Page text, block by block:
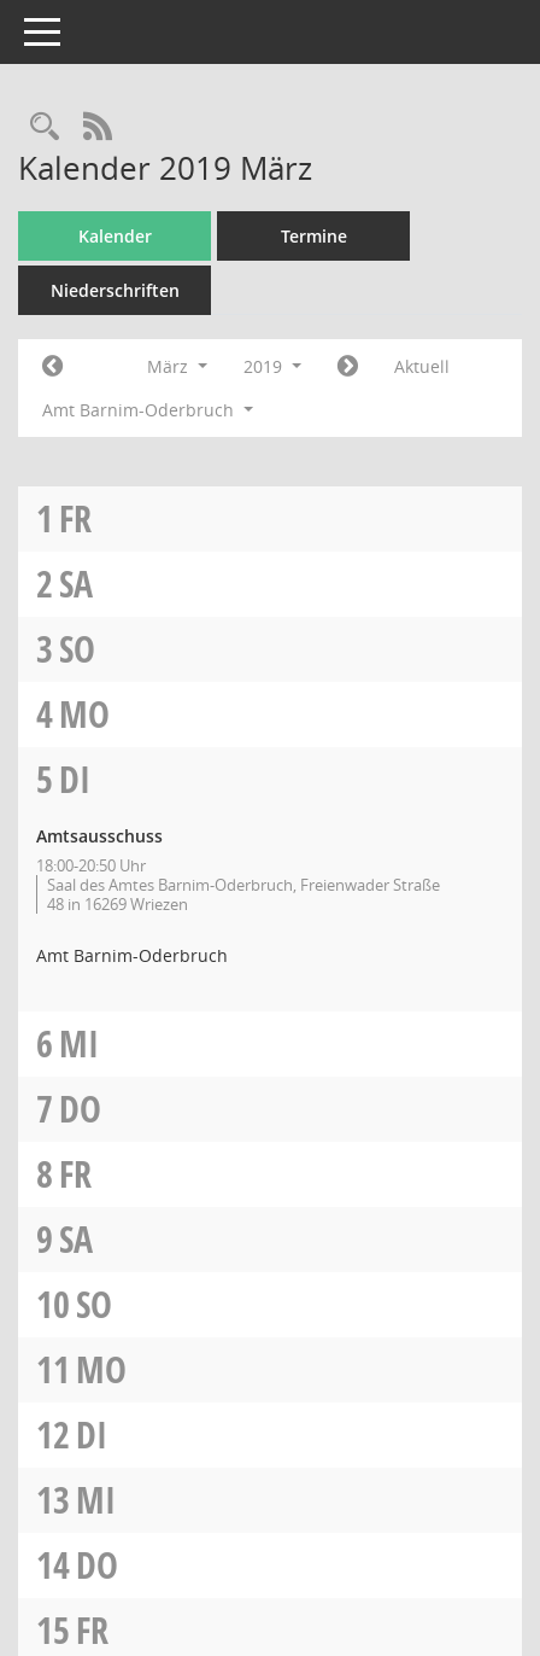
Toggle navigation
Rechercheauswahl
RSS-Feed
Kalender 2019 März
Kalender Termine
Niederschriften
März 2019
Aktuell
Amt Barnim-Oderbruch
1 FR
2SA
3SO
4MO
5DI
Amtsausschuss
18:00-20:50 Uhr
Saal des Amtes Barnim-Oderbruch, Freienwader Straße
48 in 16269 Wriezen
Amt Barnim-Oderbruch
6MI
7DO
8FR
9SA
10SO
11 MO
12DI
13MI
14DO
15FR